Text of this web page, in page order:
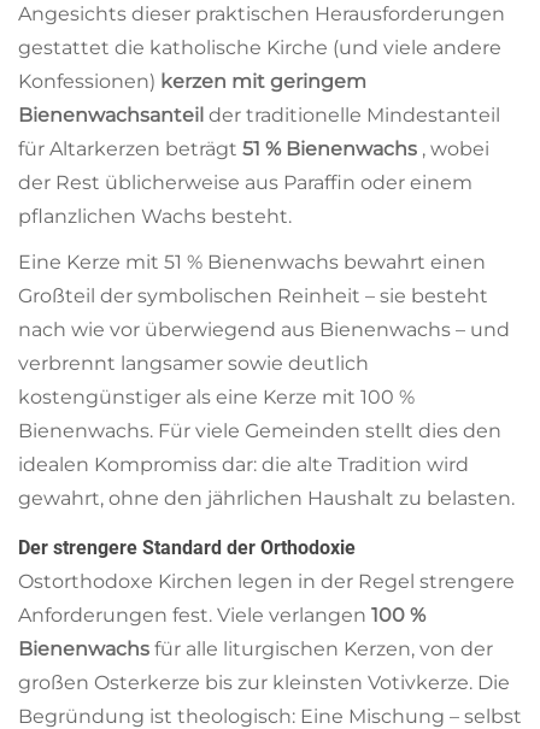
Angesichts dieser praktischen Herausforderungen
gestattet die katholische Kirche (und viele andere
Konfessionen) kerzen mit geringem
Bienenwachsanteil der traditionelle Mindestanteil
für Altarkerzen beträgt 51 % Bienenwachs , wobei
der Rest üblicherweise aus Paraffin oder einem
pflanzlichen Wachs besteht.
Eine Kerze mit 51 % Bienenwachs bewahrt einen
Großteil der symbolischen Reinheit – sie besteht
nach wie vor überwiegend aus Bienenwachs – und
verbrennt langsamer sowie deutlich
kostengünstiger als eine Kerze mit 100 %
Bienenwachs. Für viele Gemeinden stellt dies den
idealen Kompromiss dar: die alte Tradition wird
gewahrt, ohne den jährlichen Haushalt zu belasten.
Der strengere Standard der Orthodoxie
Ostorthodoxe Kirchen legen in der Regel strengere
Anforderungen fest. Viele verlangen 100 %
Bienenwachs für alle liturgischen Kerzen, von der
großen Osterkerze bis zur kleinsten Votivkerze. Die
Begründung ist theologisch: Eine Mischung – selbst